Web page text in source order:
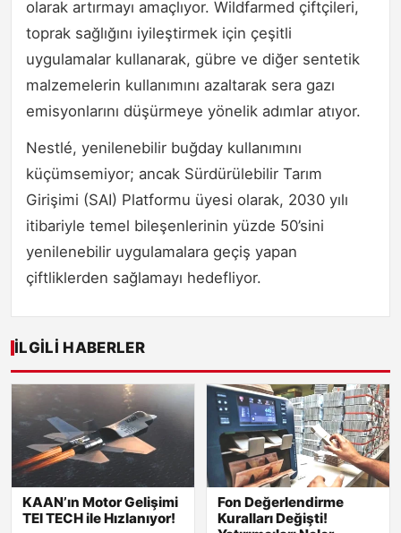
olarak artırmayı amaçlıyor. Wildfarmed çiftçileri,
toprak sağlığını iyileştirmek için çeşitli
uygulamalar kullanarak, gübre ve diğer sentetik
malzemelerin kullanımını azaltarak sera gazı
emisyonlarını düşürmeye yönelik adımlar atıyor.
Nestlé, yenilenebilir buğday kullanımını
küçümsemiyor; ancak Sürdürülebilir Tarım
Girişimi (SAI) Platformu üyesi olarak, 2030 yılı
itibariyle temel bileşenlerinin yüzde 50’sini
yenilenebilir uygulamalara geçiş yapan
çiftliklerden sağlamayı hedefliyor.
İLGILI HABERLER
KAAN’ın Motor Gelişimi
TEI TECH ile Hızlanıyor!
Fon Değerlendirme
Kuralları Değişti!